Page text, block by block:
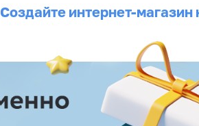
Создайте интернет-магазин